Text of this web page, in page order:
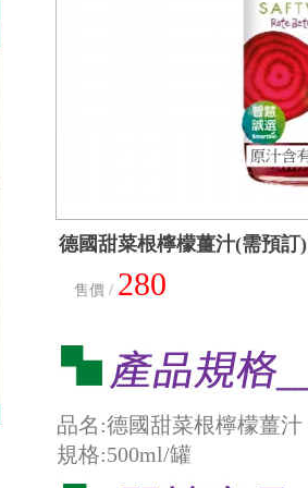
德國甜菜根檸檬薑汁(需預訂)
售價 / 280
品名:德國甜菜根檸檬薑汁
規格:500ml/罐